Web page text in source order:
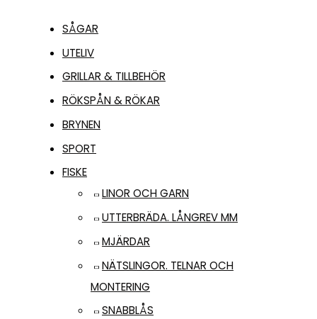
SÅGAR
UTELIV
GRILLAR & TILLBEHÖR
RÖKSPÅN & RÖKAR
BRYNEN
SPORT
FISKE
LINOR OCH GARN
UTTERBRÄDA. LÅNGREV MM
MJÄRDAR
NÄTSLINGOR. TELNAR OCH
MONTERING
SNABBLÅS